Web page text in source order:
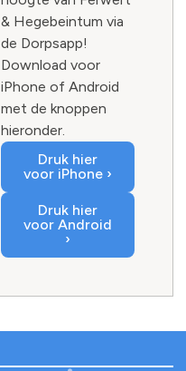
& Hegebeintum via
de Dorpsapp!
Download voor
iPhone of Android
met de knoppen
hieronder.
Druk hier
voor iPhone ›
Druk hier
voor Android
›